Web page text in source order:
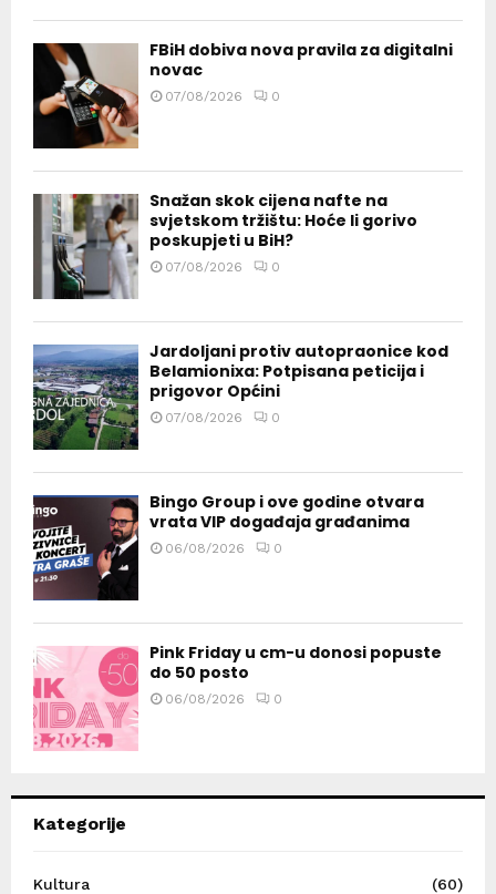
FBiH dobiva nova pravila za digitalni
novac
07/08/2026 0
Snažan skok cijena nafte na
svjetskom tržištu: Hoće li gorivo
poskupjeti u BiH?
07/08/2026 0
Jardoljani protiv autopraonice kod
Belamionixa: Potpisana peticija i
prigovor Općini
07/08/2026 0
Bingo Group i ove godine otvara
vrata VIP događaja građanima
06/08/2026 0
Pink Friday u cm-u donosi popuste
do 50 posto
06/08/2026 0
Kategorije
Kultura
(60)